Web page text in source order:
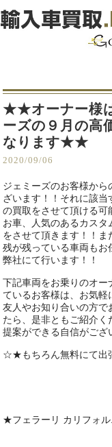
★★オーナー様
ーズの９月の高
なります★★
2020/09/06
ジェミーズのお客様か
ざいます！！それに該
の買取をさせて頂ける可
お車、人気のあるカスタ
をさせて頂きます！！ま
残が残っている車両もお
弊社にて行います！！
下記車両をお乗りのオ
ているお客様は、お気
友人やお知り合いの方で
たら、是非ともご紹介
提案ができる自信がござ
☆★もちろん無料にて出
★フェラーリ カリフォ